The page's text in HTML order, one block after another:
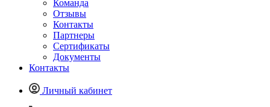
Команда
Отзывы
Контакты
Партнеры
Сертификаты
Документы
Контакты
Личный кабинет